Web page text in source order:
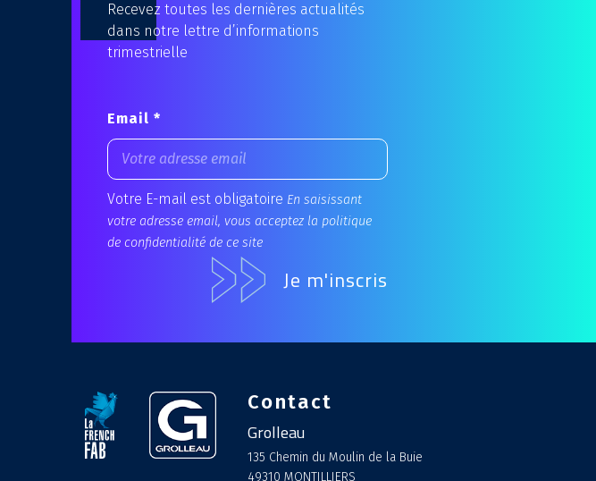
Recevez toutes les dernières actualités
dans notre lettre d’informations
trimestrielle
Email *
Votre E-mail est obligatoire En saisissant
votre adresse email, vous acceptez la politique
de confidentialité de ce site
Contact
Grolleau
135 Chemin du Moulin de la Buie
49310 MONTILLIERS